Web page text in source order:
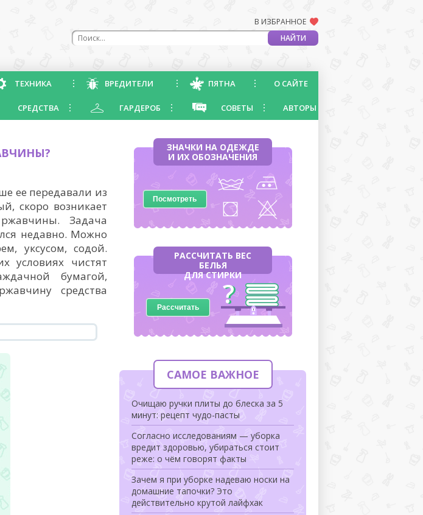
В ИЗБРАННОЕ
ТЕХНИКА ВРЕДИТЕЛИ ПЯТНА О САЙТЕ
СРЕДСТВА ГАРДЕРОБ СОВЕТЫ АВТОРЫ
ее передавали из
скоро возникает
Задача
недавно. Можно
уксусом, содой.
условиях чистят
бумагой,
средства
ЗНАЧКИ НА ОДЕЖДЕ
И ИХ ОБОЗНАЧЕНИЯ
Посмотреть
РАССЧИТАТЬ ВЕС
БЕЛЬЯ
ДЛЯ СТИРКИ
Рассчитать
САМОЕ ВАЖНОЕ
Очищаю ручки плиты до блеска за 5
минут: рецепт чудо-пасты
Согласно исследованиям — уборка
вредит здоровью, убираться стоит
реже: о чём говорят факты
Зачем я при уборке надеваю носки на
домашние тапочки? Это
действительно крутой лайфхак